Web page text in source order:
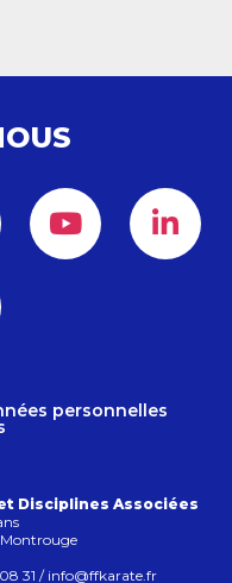
personnelles
Disciplines Associées
Montrouge
08 31 / info@ffkarate.fr